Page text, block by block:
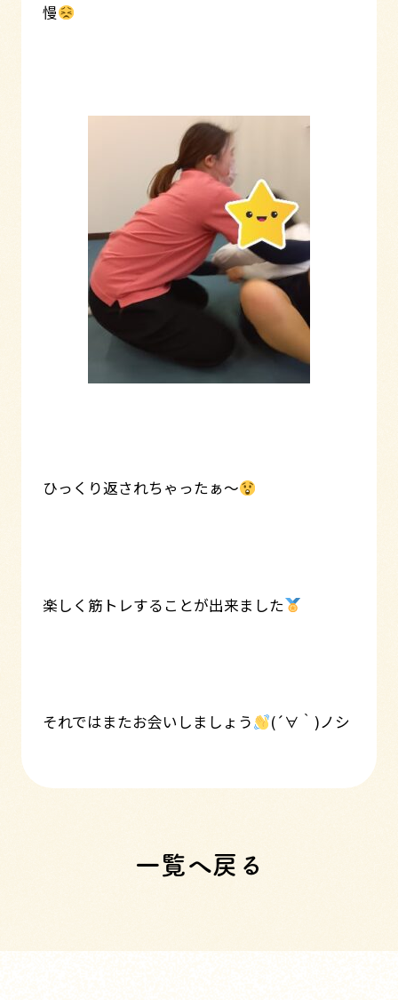
慢
ひっくり返されちゃったぁ～
楽しく筋トレすることが出来ました
それではまたお会いしましょう (´∀｀)ノシ
一覧へ戻る